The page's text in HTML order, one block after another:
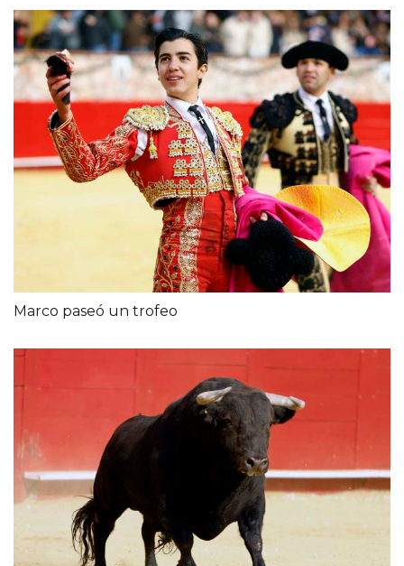
Marco paseó un trofeo